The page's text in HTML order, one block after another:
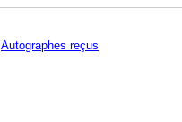
Autographes reçus